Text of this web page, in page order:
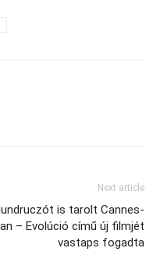
Next article
is tarolt Cannes-
– Evolúció című új filmjét
vastaps fogadta